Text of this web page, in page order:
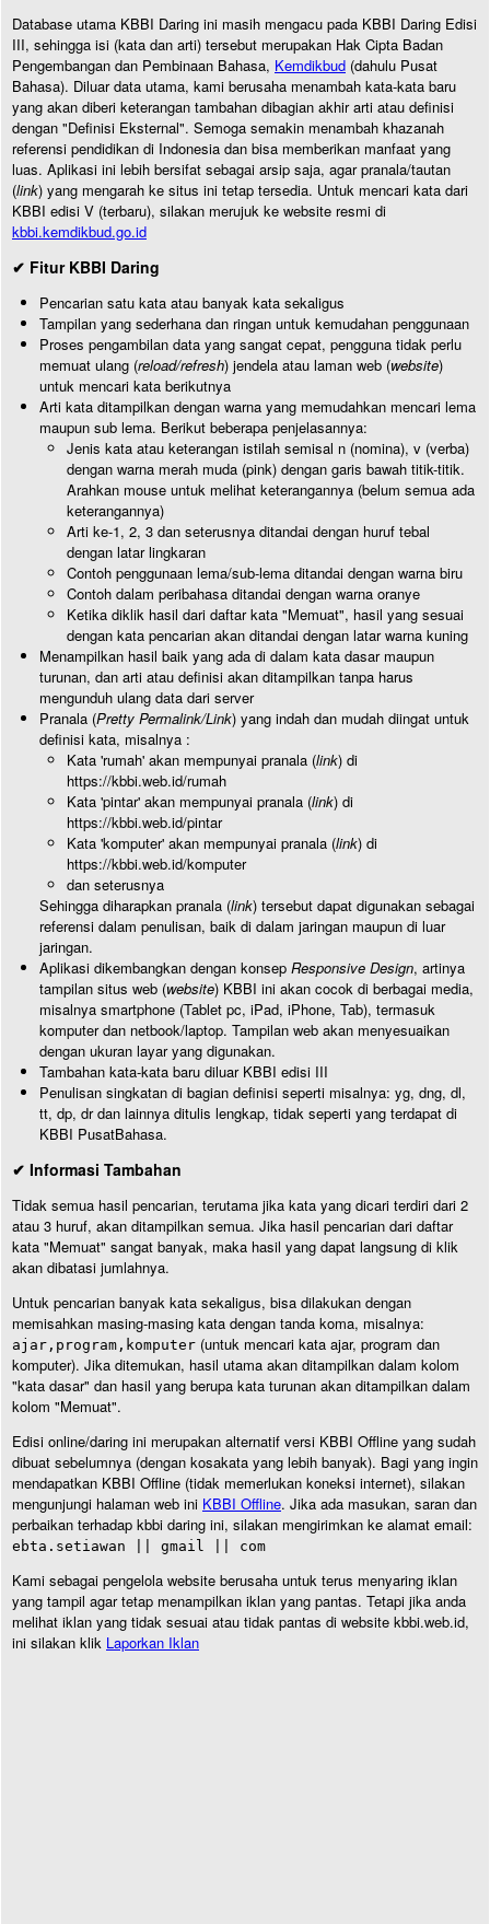
Database utama KBBI Daring ini masih mengacu pada KBBI Daring Edisi
III, sehingga isi (kata dan arti) tersebut merupakan Hak Cipta Badan
Pengembangan dan Pembinaan Bahasa, Kemdikbud (dahulu Pusat
Bahasa). Diluar data utama, kami berusaha menambah kata-kata baru
yang akan diberi keterangan tambahan dibagian akhir arti atau definisi
dengan "Definisi Eksternal". Semoga semakin menambah khazanah
referensi pendidikan di Indonesia dan bisa memberikan manfaat yang
luas. Aplikasi ini lebih bersifat sebagai arsip saja, agar pranala/tautan
(link) yang mengarah ke situs ini tetap tersedia. Untuk mencari kata dari
KBBI edisi V (terbaru), silakan merujuk ke website resmi di
kbbi.kemdikbud.go.id
✔ Fitur KBBI Daring
Pencarian satu kata atau banyak kata sekaligus
Tampilan yang sederhana dan ringan untuk kemudahan penggunaan
Proses pengambilan data yang sangat cepat, pengguna tidak perlu
memuat ulang (reload/refresh) jendela atau laman web (website)
untuk mencari kata berikutnya
Arti kata ditampilkan dengan warna yang memudahkan mencari lema
maupun sub lema. Berikut beberapa penjelasannya:
Jenis kata atau keterangan istilah semisal n (nomina), v (verba)
dengan warna merah muda (pink) dengan garis bawah titik-titik.
Arahkan mouse untuk melihat keterangannya (belum semua ada
keterangannya)
Arti ke-1, 2, 3 dan seterusnya ditandai dengan huruf tebal
dengan latar lingkaran
Contoh penggunaan lema/sub-lema ditandai dengan warna biru
Contoh dalam peribahasa ditandai dengan warna oranye
Ketika diklik hasil dari daftar kata "Memuat", hasil yang sesuai
dengan kata pencarian akan ditandai dengan latar warna kuning
Menampilkan hasil baik yang ada di dalam kata dasar maupun
turunan, dan arti atau definisi akan ditampilkan tanpa harus
mengunduh ulang data dari server
Pranala (Pretty Permalink/Link) yang indah dan mudah diingat untuk
definisi kata, misalnya :
Kata 'rumah' akan mempunyai pranala (link) di
https://kbbi.web.id/rumah
Kata 'pintar' akan mempunyai pranala (link) di
https://kbbi.web.id/pintar
Kata 'komputer' akan mempunyai pranala (link) di
https://kbbi.web.id/komputer
dan seterusnya
Sehingga diharapkan pranala (link) tersebut dapat digunakan sebagai
referensi dalam penulisan, baik di dalam jaringan maupun di luar
jaringan.
Aplikasi dikembangkan dengan konsep Responsive Design, artinya
tampilan situs web (website) KBBI ini akan cocok di berbagai media,
misalnya smartphone (Tablet pc, iPad, iPhone, Tab), termasuk
komputer dan netbook/laptop. Tampilan web akan menyesuaikan
dengan ukuran layar yang digunakan.
Tambahan kata-kata baru diluar KBBI edisi III
Penulisan singkatan di bagian definisi seperti misalnya: yg, dng, dl,
tt, dp, dr dan lainnya ditulis lengkap, tidak seperti yang terdapat di
KBBI PusatBahasa.
✔ Informasi Tambahan
Tidak semua hasil pencarian, terutama jika kata yang dicari terdiri dari 2
atau 3 huruf, akan ditampilkan semua. Jika hasil pencarian dari daftar
kata "Memuat" sangat banyak, maka hasil yang dapat langsung di klik
akan dibatasi jumlahnya.
Untuk pencarian banyak kata sekaligus, bisa dilakukan dengan
memisahkan masing-masing kata dengan tanda koma, misalnya:
ajar,program,komputer (untuk mencari kata ajar, program dan
komputer). Jika ditemukan, hasil utama akan ditampilkan dalam kolom
"kata dasar" dan hasil yang berupa kata turunan akan ditampilkan dalam
kolom "Memuat".
Edisi online/daring ini merupakan alternatif versi KBBI Offline yang sudah
dibuat sebelumnya (dengan kosakata yang lebih banyak). Bagi yang ingin
mendapatkan KBBI Offline (tidak memerlukan koneksi internet), silakan
mengunjungi halaman web ini KBBI Offline. Jika ada masukan, saran dan
perbaikan terhadap kbbi daring ini, silakan mengirimkan ke alamat email:
ebta.setiawan || gmail || com
Kami sebagai pengelola website berusaha untuk terus menyaring iklan
yang tampil agar tetap menampilkan iklan yang pantas. Tetapi jika anda
melihat iklan yang tidak sesuai atau tidak pantas di website kbbi.web.id,
ini silakan klik Laporkan Iklan